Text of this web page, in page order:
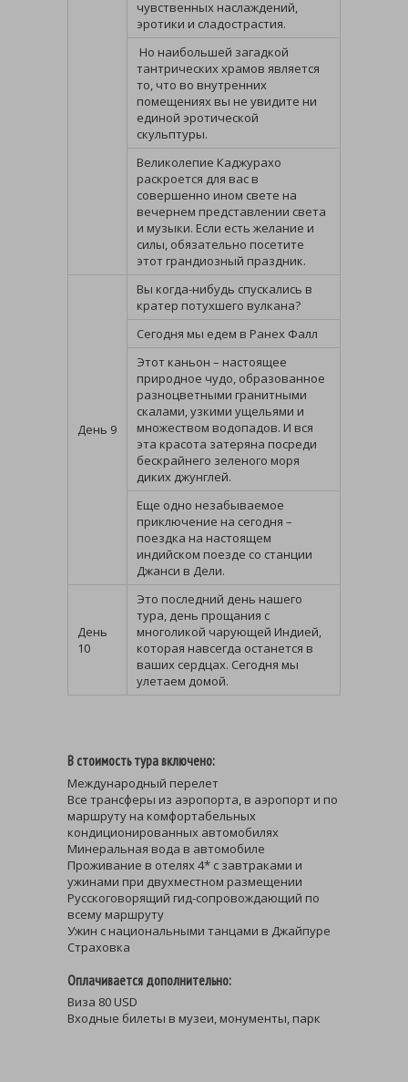
чувственных наслаждений,
эротики и сладострастия.
Но наибольшей загадкой
тантрических храмов является
то, что во внутренних
помещениях вы не увидите ни
единой эротической
скульптуры.
Великолепие Каджурахо
раскроется для вас в
совершенно ином свете на
вечернем представлении света
и музыки. Если есть желание и
силы, обязательно посетите
этот грандиозный праздник.
День 9
Вы когда-нибудь спускались в
кратер потухшего вулкана?
Сегодня мы едем в Ранех Фалл
Этот каньон – настоящее
природное чудо, образованное
разноцветными гранитными
скалами, узкими ущельями и
множеством водопадов. И вся
эта красота затеряна посреди
бескрайнего зеленого моря
диких джунглей.
Еще одно незабываемое
приключение на сегодня –
поездка на настоящем
индийском поезде со станции
Джанси в Дели.
День
10
Это последний день нашего
тура, день прощания с
многоликой чарующей Индией,
которая навсегда останется в
ваших сердцах. Сегодня мы
улетаем домой.
В стоимость тура включено:
Международный перелет
Все трансферы из аэропорта, в аэропорт и по
маршруту на комфортабельных
кондиционированных автомобилях
Минеральная вода в автомобиле
Проживание в отелях 4* с завтраками и
ужинами при двухместном размещении
Русскоговорящий гид-сопровождающий по
всему маршруту
Ужин с национальными танцами в Джайпуре
Страховка
Оплачивается дополнительно:
Виза 80 USD
Входные билеты в музеи, монументы, парк